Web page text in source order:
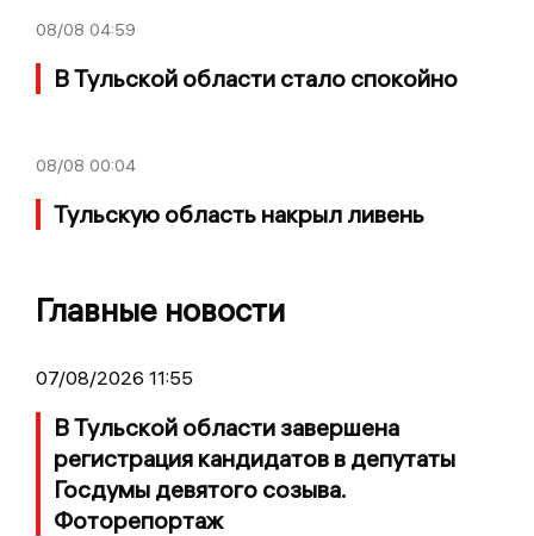
08/08 04:59
В Тульской области стало спокойно
08/08 00:04
Тульскую область накрыл ливень
Главные новости
07/08/2026 11:55
В Тульской области завершена
регистрация кандидатов в депутаты
Госдумы девятого созыва.
Фоторепортаж